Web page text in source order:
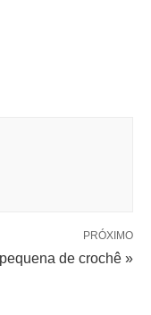
PRÓXIMO
de crochê »